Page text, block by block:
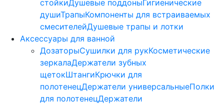
стойкиДушевые поддоныГигиенические
душиТрапыКомпоненты для встраиваемых
смесителейДушевые трапы и лотки
Аксессуары для ванной
ДозаторыСушилки для рукКосметические
зеркалаДержатели зубных
щетокШтангиКрючки для
полотенецДержатели универсальныеПолки
для полотенецДержатели